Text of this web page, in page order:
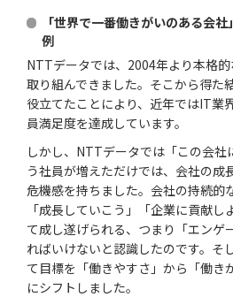
「世界で一番働きがいのある会
例
NTTデータでは、2004年より本格
取り組んできました。そこから得た
役立てたことにより、近年ではIT業
員満足度を達成しています。
しかし、NTTデータでは「この会社
う社員が増えただけでは、会社の成
危機感を持ちました。会社の持続的
「成長していこう」「企業に貢献
て成し遂げられる、つまり「エンゲ
ればいけないと認識したのです。そ
て目標を「働きやすさ」から「働き
にシフトしました。